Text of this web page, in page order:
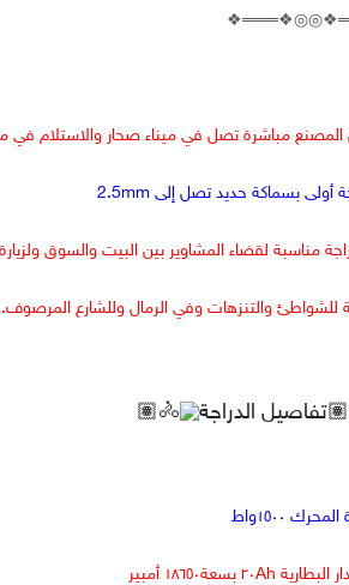
المصنع مباشرة تصل في ميناء صحار والاستلام في
أولى بسماكة حديد تصل إلى
مناسبة لقضاء المشاوير بين البيت والسوق ولزيارة
للشواطئ والتنزهات وفي الرمال وللشارع المرصوف
🏽تفاصيل الدراجة 🏽
١٥٠٠واط
البطارية ٢٠ Ah بسعة١٨٦٥٠ أمبير